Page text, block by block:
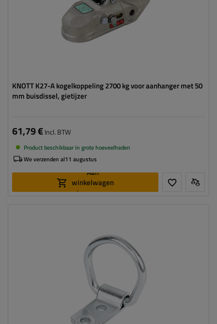
KNOTT K27-A kogelkoppeling 2700 kg voor aanhanger met 50
mm buisdissel, gietijzer
61,79 €Incl. BTW
Product beschikbaar in grote hoeveelheden
We verzenden al11 augustus
Aan
winkelwagen
toevoegen